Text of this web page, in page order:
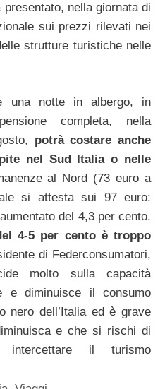
nella giornata di
sui prezzi rilevati nei
strutture turistiche nelle
una notte in albergo, in
completa, nella
potrà costare anche
nel Sud Italia o nelle
al Nord (73 euro a
si attesta sui 97 euro:
del 4,3 per cento.
4-5 per cento è troppo
di Federconsumatori,
molto sulla capacità
e diminuisce il consumo
nero dell’Italia ed è grave
e che si rischi di
il turismo